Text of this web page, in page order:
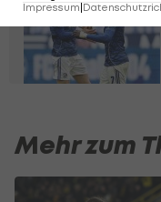
Mehr zum
Impressum|